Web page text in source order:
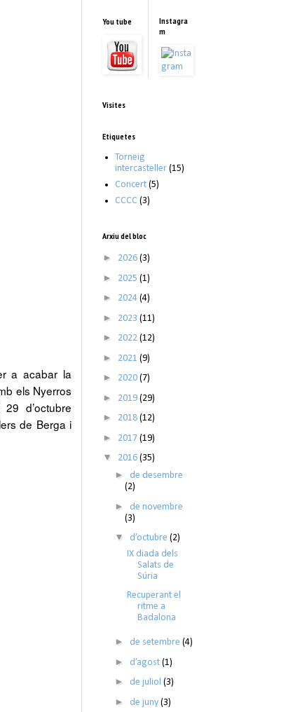
a acabar la
els Nyerros
d’octubre
de Berga i
You tube
Instagra
m
Visites
Etiquetes
Torneig
intercasteller (15)
Concert (5)
CCCC (3)
Arxiu del bloc
► 2026 (3)
► 2025 (1)
► 2024 (4)
► 2023 (11)
► 2022 (12)
► 2021 (9)
► 2020 (7)
► 2019 (29)
► 2018 (12)
► 2017 (19)
▼ 2016 (35)
►
de desembre
(2)
►
de novembre
(3)
▼ d’octubre (2)
IX diada dels
Salats de
Súria
Recuperant el
ritme a
Badalona
► de setembre (4)
► d’agost (1)
► de juliol (3)
► de juny (3)